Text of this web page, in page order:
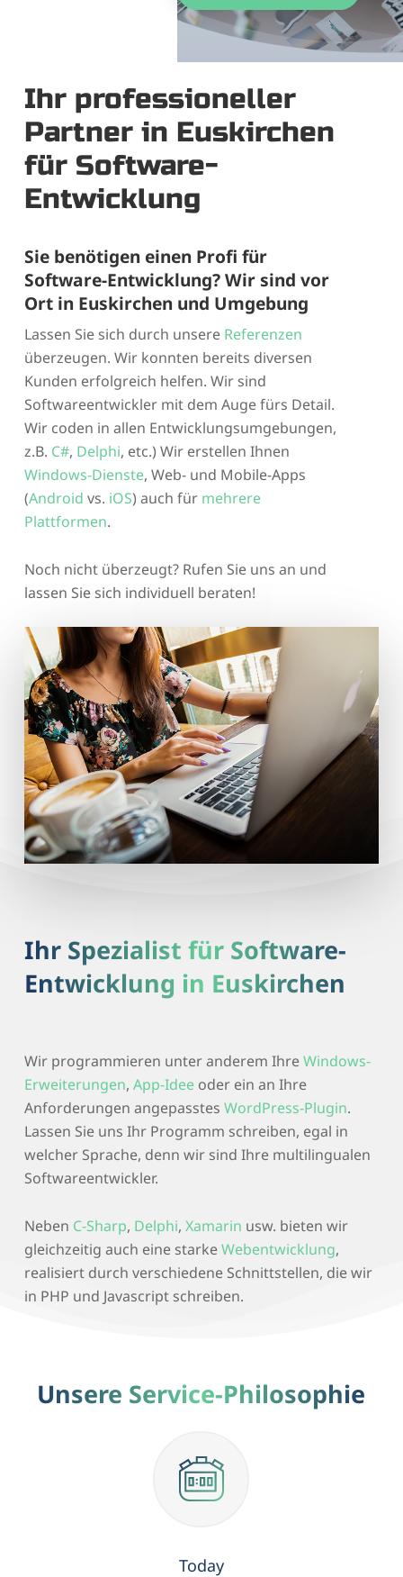
Ihr professioneller
Partner in Euskirchen
für Software-
Entwicklung
Sie benötigen einen Profi für
Software-Entwicklung? Wir sind vor
Ort in Euskirchen und Umgebung
Lassen Sie sich durch unsere Referenzen
überzeugen. Wir konnten bereits diversen
Kunden erfolgreich helfen. Wir sind
Softwareentwickler mit dem Auge fürs Detail.
Wir coden in allen Entwicklungsumgebungen,
z.B. C#, Delphi, etc.) Wir erstellen Ihnen
Windows-Dienste, Web- und Mobile-Apps
(Android vs. iOS) auch für mehrere
Plattformen.
Noch nicht überzeugt? Rufen Sie uns an und
lassen Sie sich individuell beraten!
Ihr Spezialist für Software-
Entwicklung in Euskirchen
Wir programmieren unter anderem IhreWindows-
Erweiterungen,App-Idee oder ein an Ihre
Anforderungen angepasstesWordPress-Plugin.
Lassen Sie uns Ihr Programm schreiben, egal in
welcher Sprache, denn wir sind Ihre multilingualen
Softwareentwickler.
Neben C-Sharp, Delphi,Xamarin usw. bieten wir
gleichzeitig auch eine starkeWebentwicklung,
realisiert durch verschiedene Schnittstellen, die wir
in PHP und Javascript schreiben.
Unsere Service-Philosophie
Today